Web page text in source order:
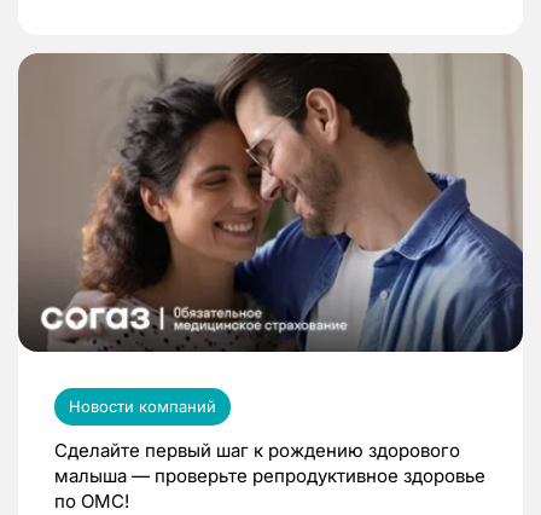
Новости компаний
Сделайте первый шаг к рождению здорового
малыша — проверьте репродуктивное здоровье
по ОМС!